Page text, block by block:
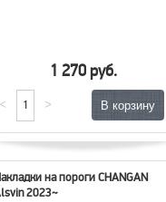
1 270 руб.
< >
на пороги CHANGAN
2023~